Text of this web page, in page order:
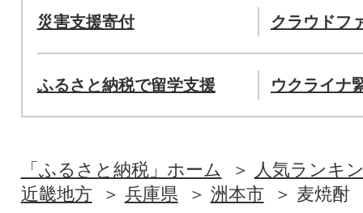
災害支援寄付 クラウドフ
ふるさと納税で留学支援 ウクライナ
「ふるさと納税」ホーム
人気ランキ
近畿地方
兵庫県 洲本市 麦焼酎